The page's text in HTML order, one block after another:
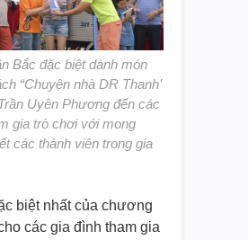
Bắc đặc biệt dành món
“Chuyện nhà DR Thanh’
Uyên Phương đến các
gia trò chơi với mong
các thành viên trong gia
biệt nhất của chương
các gia đình tham gia